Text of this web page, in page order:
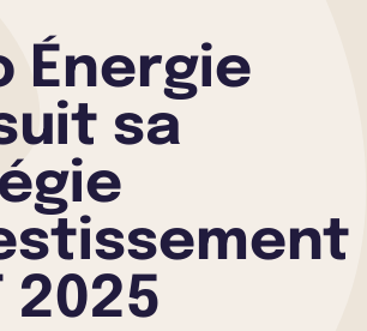
Énergie
sa
2025